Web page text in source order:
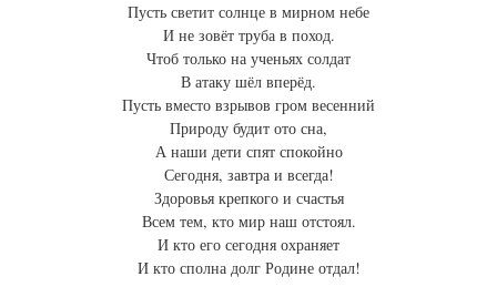
Пусть светит солнце в мирном небе
И не зовёт труба в поход.
Чтоб только на ученьях солдат
В атаку шёл вперёд.
Пусть вместо взрывов гром весенний
Природу будит ото сна,
А наши дети спят спокойно
Сегодня, завтра и всегда!
Здоровья крепкого и счастья
Всем тем, кто мир наш отстоял.
И кто его сегодня охраняет
И кто сполна долг Родине отдал!